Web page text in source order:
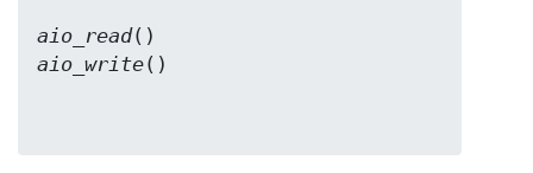
aio_read
aio_write